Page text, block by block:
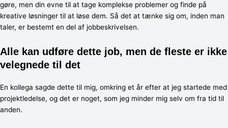
gøre, men din evne til at tage komplekse problemer og finde på
kreative løsninger til at løse dem. Så det at tænke sig om, inden man
taler, er bestemt en del af jobbeskrivelsen.
Alle kan udføre dette job, men de fleste er ikke
velegnede til det
En kollega sagde dette til mig, omkring et år efter at jeg startede med
projektledelse, og det er noget, som jeg minder mig selv om fra tid til
anden.